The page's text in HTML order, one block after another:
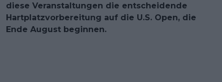
diese Veranstaltungen die entscheidende
Hartplatzvorbereitung auf die U.S. Open, die
Ende August beginnen.